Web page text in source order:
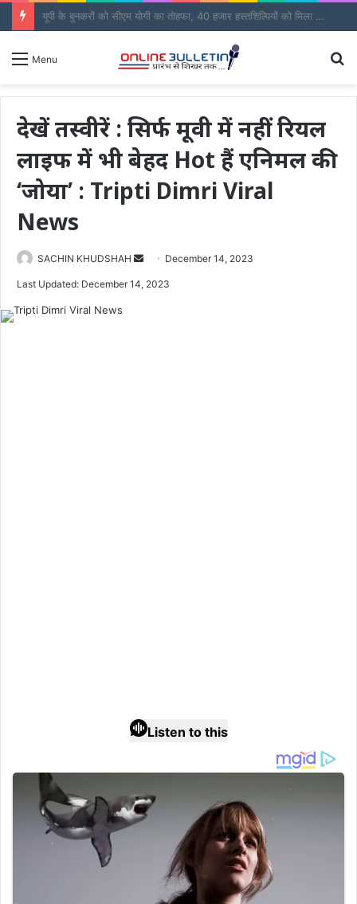
यूपी के बुनकरों को सीएम योगी का तोहफा, 40 हजार हस्तशिल्पियों को मिला लाभ
Menu
देखें तस्वीरें : सिर्फ मूवी में नहीं रियल
लाइफ में भी बेहद Hot हैं एनिमल की
‘जोया’ : Tripti Dimri Viral
News
SACHIN KHUDSHAH
Send December 14, 2023
Last Updated: December 14, 2023
Listen to this